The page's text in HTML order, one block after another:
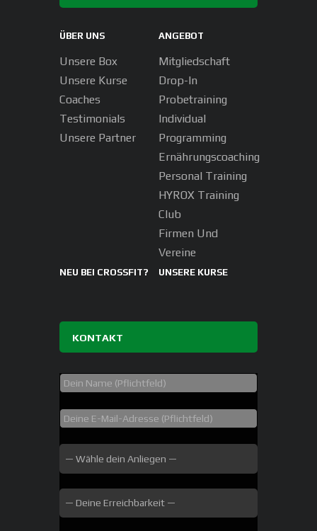
ÜBER UNS
Unsere Box
Unsere Kurse
Coaches
Testimonials
Unsere Partner
ANGEBOT
Mitgliedschaft
Drop-In
Probetraining
Individual
Programming
Ernährungscoaching
Personal Training
HYROX Training
Club
Firmen Und
Vereine
NEU BEI CROSSFIT? UNSERE KURSE
KONTAKT